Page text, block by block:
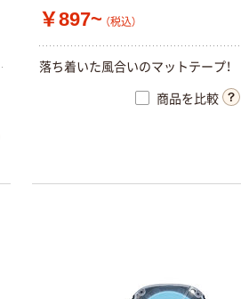
￥897~ （税込）
落ち着いた風合いのマットテープ！
商品を比較